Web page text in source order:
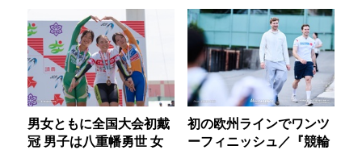
男女ともに全国大会初戴
冠 男子は八重幡勇世 女
初の欧州ラインでワンツ
ーフィニッシュ／『競輪